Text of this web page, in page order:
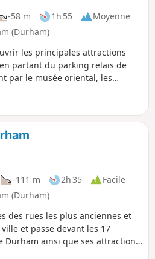
-58 m 1h 55
Moyenne
(Durham)
les principales attractions
partant du parking relais de
par le musée oriental, les
raides, mais tu peux prendre
au parking relais.
-111 m 2h 35
Facile
(Durham)
des rues les plus anciennes et
et passe devant les 17
Durham ainsi que ses attractions